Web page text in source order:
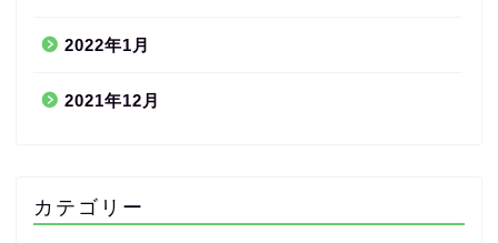
2022年1月
2021年12月
カテゴリー